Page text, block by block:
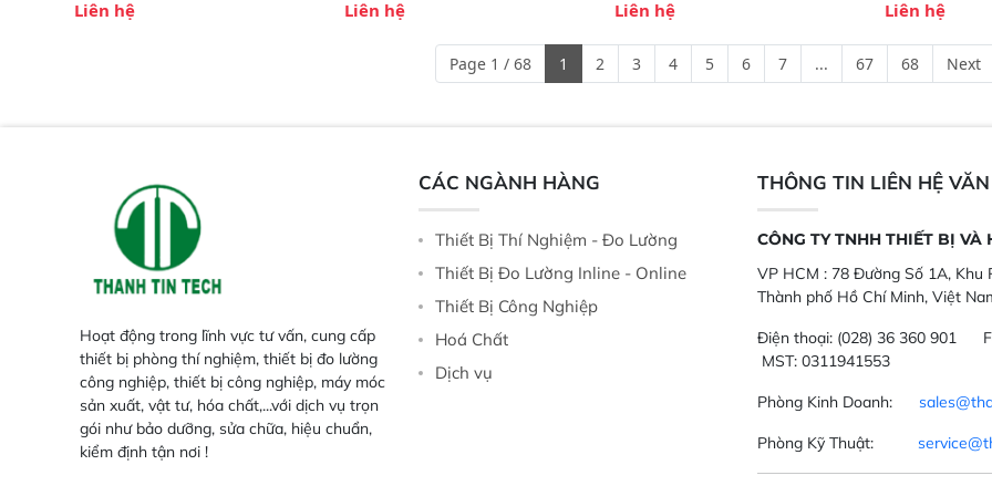
nhu cầu kiểm tra đa dạng mẫu mã
Liên hệ
cho nhiều kịch bản khác nhau như
tại điểm thu mua, trong xưởng sản
xuất hoặc trực tiếp ngoài đồng
Liên hệ
cường và đã qua kiểm tra áp suất
nghiêm ngặt.  Cam kết: Mang lại
khả năng theo dõi thông số theo
Liên hệ
kỳ ai cũng có
đa thành phần
đơn giản, mọi
Liên hệ
Page 1 / 68 1 2 3 4 5 6 7 ... 67 68 Next
Hoạt động trong lĩnh vực tư vấn, cung cấp
thiết bị phòng thí nghiệm, thiết bị đo lường
công nghiệp, thiết bị công nghiệp, máy móc
sản xuất, vật tư, hóa chất,...với dịch vụ trọn
gói như bảo dưỡng, sửa chữa, hiệu chuẩn,
kiểm định tận nơi !
CÁC NGÀNH HÀNG
Thiết Bị Thí Nghiệm - Đo Lường
Thiết Bị Đo Lường Inline - Online
Thiết Bị Công Nghiệp
Hoá Chất
Dịch vụ
THÔNG TIN LIÊN HỆ
CÔNG TY TNHH THIẾT BỊ
VP HCM : 78 Đường Số 1A, Khu
Thành phố Hồ Chí Minh, Việt
Điện thoại: (028) 36 360 901
MST: 0311941553
Phòng Kinh Doanh:
Phòng Kỹ Thuật: